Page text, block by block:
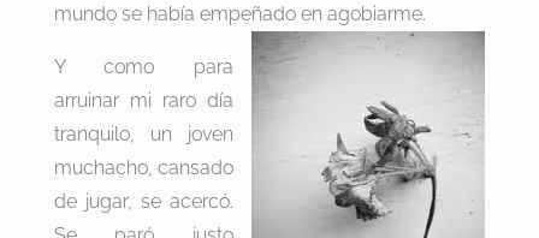
mundo se había empeñado en agobiarme.
Y como para
arruinar mi raro día
tranquilo, un joven
muchacho, cansado
de jugar, se acercó.